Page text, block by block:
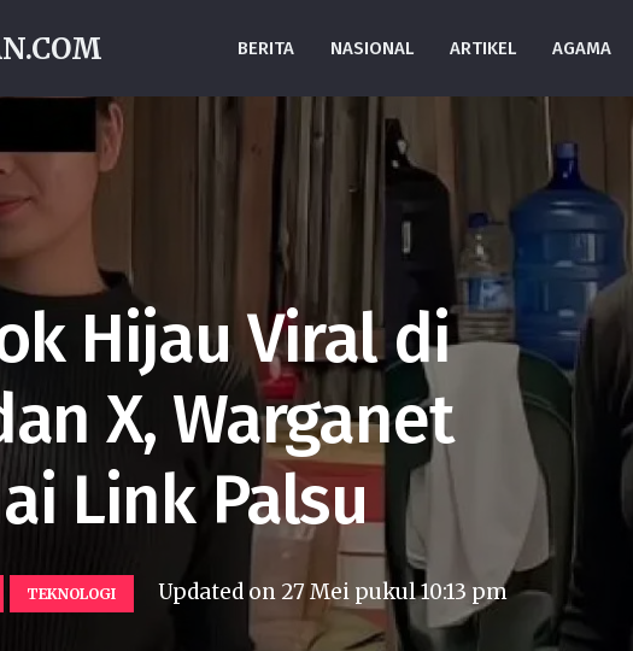
BERITA NASIONAL ARTIKEL AGAMA
Hijau Viral di
X, Warganet
Link Palsu
TEKNOLOGI Updated on 27 Mei pukul 10:13 pm